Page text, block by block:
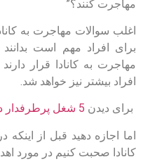
مهاجرت کنند؟”
اغلب سوالات مهاجرت به
برای افراد مهم است
مهاجرت به کانادا قرار
افراد بیشتر نیز خواهد شد.
برای دیدن 5 شغل پرطرفدار در کانادا
اما اجازه دهید قبل از
کانادا صحبت کنیم در مورد